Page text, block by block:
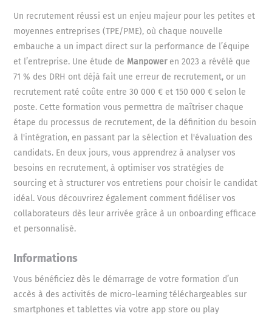
Un recrutement réussi est un enjeu majeur pour les petites et
moyennes entreprises (TPE/PME), où chaque nouvelle
embauche a un impact direct sur la performance de l’équipe
et l’entreprise. Une étude de Manpoweren 2023 a révélé que
71 % des DRH ont déjà fait une erreur de recrutement, or un
recrutement raté coûte entre 30 000 € et 150 000 € selon le
poste. Cette formation vous permettra de maîtriser chaque
étape du processus de recrutement, de la définition du besoin
à l'intégration, en passant par la sélection et l'évaluation des
candidats. En deux jours, vous apprendrez à analyser vos
besoins en recrutement, à optimiser vos stratégies de
sourcing et à structurer vos entretiens pour choisir le candidat
idéal. Vous découvrirez également comment fidéliser vos
collaborateurs dès leur arrivée grâce à un onboarding efficace
et personnalisé.
Informations
Vous bénéficiez dès le démarrage de votre formation d’un
accès à des activités de micro-learning téléchargeables sur
smartphones et tablettes via votre app store ou play